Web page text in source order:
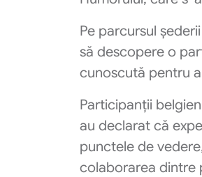
Pe parcursul
să descopere o
cunoscută pentru
Participanții
au declarat că
punctele de
colaborarea dintre